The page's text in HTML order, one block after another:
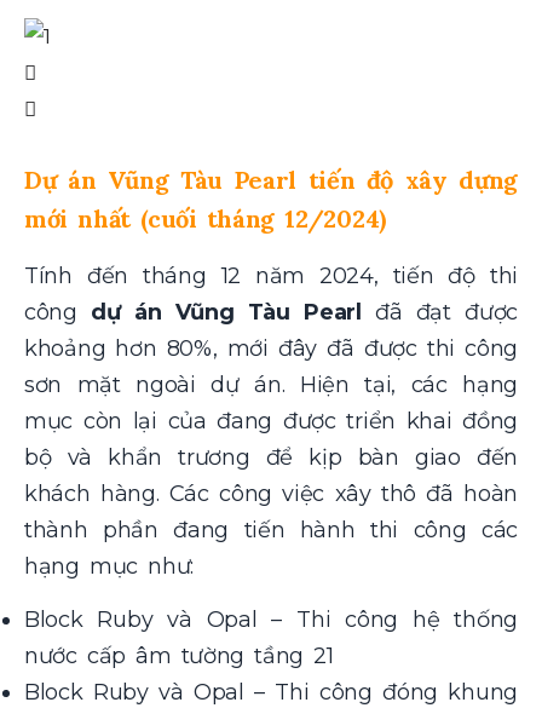
Dự án Vũng Tàu Pearl tiến độ xây dựng
mới nhất (cuối tháng 12/2024)
Tính đến tháng 12 năm 2024, tiến độ thi
công dự án Vũng Tàu Pearl
đã đạt được
khoảng hơn 80%, mới đây đã được thi công
sơn mặt ngoài dự án. Hiện tại, các hạng
mục còn lại của đang được triển khai đồng
bộ và khẩn trương để kịp bàn giao đến
khách hàng. Các công việc xây thô đã hoàn
thành phần đang tiến hành thi công các
hạng mục như:
Block Ruby và Opal – Thi công hệ thống
nước cấp âm tường tầng 21
Block Ruby và Opal – Thi công đóng khung